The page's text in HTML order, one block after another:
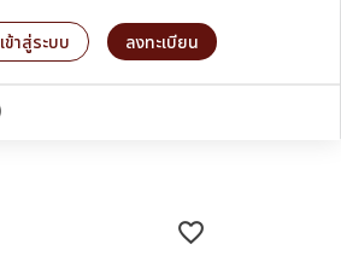
เข้าสู่ระบบ ลงทะเบียน
favorite_border